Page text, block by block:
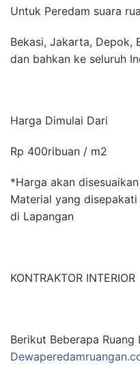
Untuk Peredam suara
Bekasi, Jakarta, Depok,
dan bahkan ke seluruh
Harga Dimulai Dari
Rp 400ribuan / m2
*Harga akan
Material yang
di Lapangan
KONTRAKTOR INTERIOR
Berikut Beberapa